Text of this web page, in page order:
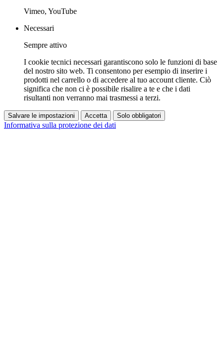
Vimeo, YouTube
Necessari
Sempre attivo
I cookie tecnici necessari garantiscono solo le funzioni di base
del nostro sito web. Ti consentono per esempio di inserire i
prodotti nel carrello o di accedere al tuo account cliente. Ciò
significa che non ci è possibile risalire a te e che i dati
risultanti non verranno mai trasmessi a terzi.
Salvare le impostazioni Accetta Solo obbligatori
Informativa sulla protezione dei dati